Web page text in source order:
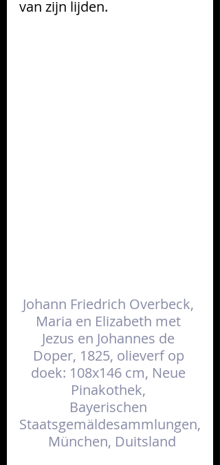
van zijn lijden.
Johann Friedrich Overbeck,
Maria en Elizabeth met
Jezus en Johannes de
Doper, 1825, olieverf op
doek: 108x146 cm, Neue
Pinakothek,
Bayerischen
Staatsgemäldesammlungen,
München, Duitsland